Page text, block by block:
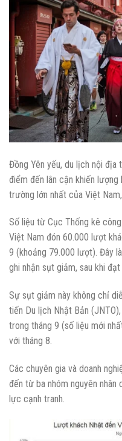
Đồng Yên yếu, du lịch nội
điểm đến lân cận khiến
trường lớn nhất của Việt
Số liệu từ Cục Thống kê
Việt Nam đón 60.000 lượt
9 (khoảng 79.000 lượt). Đây
ghi nhận sụt giảm, sau khi
Sự sụt giảm này không chỉ
tiến Du lịch Nhật Bản
trong tháng 9 (số liệu mới
với tháng 8.
Các chuyên gia và doanh
đến từ ba nhóm nguyên nhân
lực cạnh tranh.